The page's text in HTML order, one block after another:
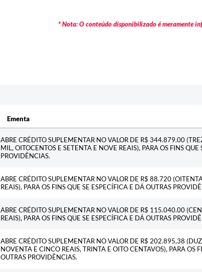
* Nota: O conteúdo disponibilizado é meramente
Ementa
ABRE CRÉDITO SUPLEMENTAR NO VALOR DE R$ 344.879.00
MIL, OITOCENTOS E SETENTA E NOVE REAIS), PARA OS FINS QUE
PROVIDÊNCIAS.
ABRE CRÉDITO SUPLEMENTAR NO VALOR DE R$ 88.720
REAIS), PARA OS FINS QUE SE ESPECÍFICA E DÁ OUTRAS
ABRE CRÉDITO SUPLEMENTAR NO VALOR DE R$ 115.040.00
REAIS), PARA OS FINS QUE SE ESPECÍFICA E DÁ OUTRAS
ABRE CRÉDITO SUPLEMENTAR NO VALOR DE R$ 202.895,38
NOVENTA E CINCO REAIS, TRINTA E OITO CENTAVOS), PARA OS
OUTRAS PROVIDÊNCIAS.